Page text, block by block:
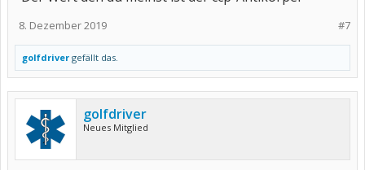
#7
8. Dezember 2019
golfdriver gefällt das.
golfdriver
Neues Mitglied